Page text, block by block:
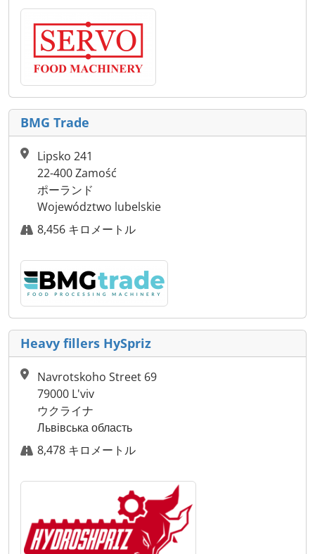
BMG Trade
Lipsko 241
22-400 Zamość
ポーランド
Województwo lubelskie
8,456 キロメートル
Heavy fillers HySpriz
Navrotskoho Street 69
79000 L'viv
ウクライナ
Львівська область
8,478 キロメートル